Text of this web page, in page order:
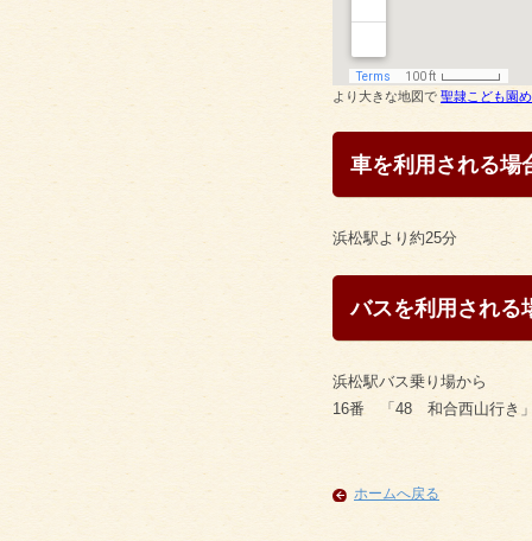
より大きな地図で 聖隷こども園
車を利用される場
浜松駅より約25分
バスを利用される
浜松駅バス乗り場から
16番 「48 和合西山行き
ホームへ戻る